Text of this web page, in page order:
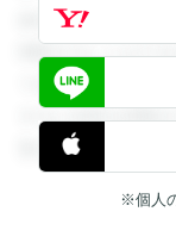
録すると回答を閲
閲覧することがで
できます。登録す
すると回答を閲覧
覧することができ
※個人